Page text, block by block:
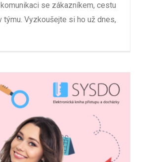
se zákazníkem, cestu
Vyzkoušejte si ho už dnes,